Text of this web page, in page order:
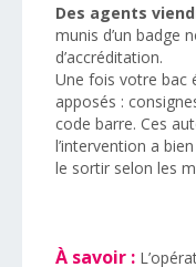
Des agents
munis d’un badge
d’accréditation.
Une fois votre bac
apposés :
code barre. Ces
l’intervention a
le sortir selon les
À savoir :